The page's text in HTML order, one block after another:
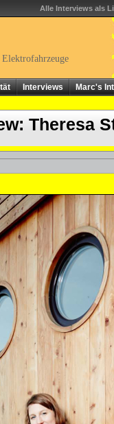
Alle Interviews als
Interviews Marc's
Theresa